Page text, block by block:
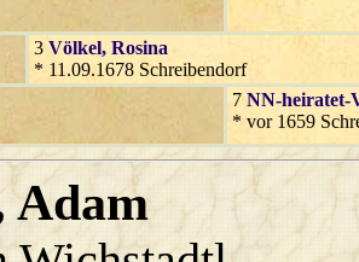
3 Völkel, Rosina
* 11.09.1678 Schreibendorf
7 NN-heiratet-
* vor 1659
Adam